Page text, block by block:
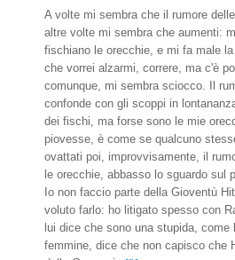
A volte mi sembra che il rumore
altre volte mi sembra che aumenti:
fischiano le orecchie, e mi fa male
che vorrei alzarmi, correre, ma c'è
comunque, mi sembra sciocco. Il
confonde con gli scoppi in
dei fischi, ma forse sono le mie
piovesse, è come se qualcuno
ovattati poi, improvvisamente, il
le orecchie, abbasso lo sguardo sul
Io non faccio parte della Gioventù
voluto farlo: ho litigato spesso con
lui dice che sono una stupida, come
femmine, dice che non capisco che